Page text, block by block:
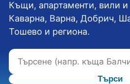
Къщи, апартаменти, вили
Каварна, Варна, Добрич,
Тошево и региона.
Търси